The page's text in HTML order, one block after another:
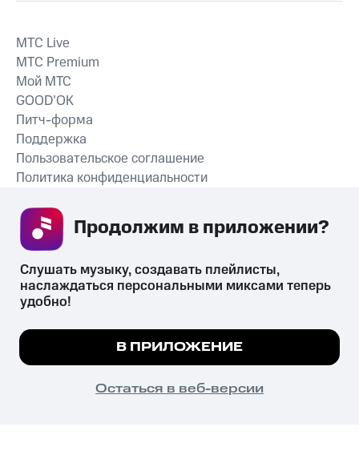
СКАЧАТЬ ПРИЛОЖЕНИЕ
MTС Live
MTС Premium
Мой МТС
GOOD’OK
Питч-форма
Поддержка
Пользовательское соглашение
Политика конфиденциальности
психотропных веществ, их аналогов причиняет вред здоровью,
их незаконный оборот запрещён и влечёт установленную
законодательством ответственность.
© 2026 ООО «КИОН».
Все права защищены
Мы используем куки, чтобы на сайте все
Подробнее
ПОНЯТНО
Слушать музыку, создавать плейлисты,
наслаждаться персональными миксами теперь
удобно!
В ПРИЛОЖЕНИЕ
Остаться в веб-версии